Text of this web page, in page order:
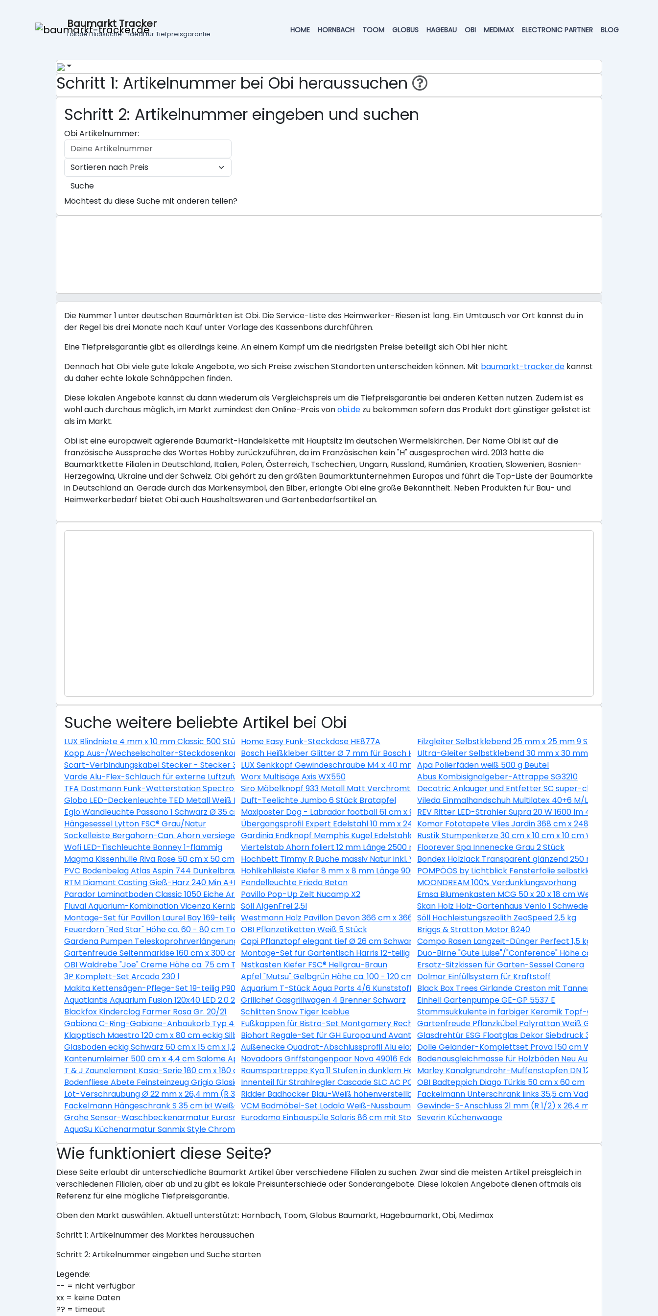
Baumarkt Tracker
Lokale Filialsuche - ideal für Tiefpreisgarantie HOME HORNBACH TOOM GLOBUS HAGEBAU OBI MEDIMAX ELECTRONIC PARTNER BLOG
Schritt 1: Artikelnummer bei Obi heraussuchen
Schritt 2: Artikelnummer eingeben und suchen
Obi Artikelnummer:
Suche
Möchtest du diese Suche mit anderen teilen?
Die Nummer 1 unter deutschen Baumärkten ist Obi. Die Service-Liste des Heimwerker-Riesen ist lang. Ein Umtausch vor Ort kannst du in
der Regel bis drei Monate nach Kauf unter Vorlage des Kassenbons durchführen.
Eine Tiefpreisgarantie gibt es allerdings keine. An einem Kampf um die niedrigsten Preise beteiligt sich Obi hier nicht.
Dennoch hat Obi viele gute lokale Angebote, wo sich Preise zwischen Standorten unterscheiden können. Mit baumarkt-tracker.de kannst
du daher echte lokale Schnäppchen finden.
Diese lokalen Angebote kannst du dann wiederum als Vergleichspreis um die Tiefpreisgarantie bei anderen Ketten nutzen. Zudem ist es
wohl auch durchaus möglich, im Markt zumindest den Online-Preis vonobi.de zu bekommen sofern das Produkt dort günstiger gelistet ist
als im Markt.
Obi ist eine europaweit agierende Baumarkt-Handelskette mit Hauptsitz im deutschen Wermelskirchen. Der Name Obi ist auf die
französische Aussprache des Wortes Hobby zurückzuführen, da im Französischen kein "H" ausgesprochen wird. 2013 hatte die
Baumarktkette Filialen in Deutschland, Italien, Polen, Österreich, Tschechien, Ungarn, Russland, Rumänien, Kroatien, Slowenien, Bosnien-
Herzegowina, Ukraine und der Schweiz. Obi gehört zu den größten Baumarktunternehmen Europas und führt die Top-Liste der Baumärkte
in Deutschland an. Gerade durch das Markensymbol, den Biber, erlangte Obi eine große Bekanntheit. Neben Produkten für Bau- und
Heimwerkerbedarf bietet Obi auch Haushaltswaren und Gartenbedarfsartikel an.
Suche weitere beliebte Artikel bei Obi
LUX Blindniete 4 mm x 10 mm Classic 500 StückHome Easy Funk-Steckdose HE877A
Filzgleiter Selbstklebend 25 mm x 25 mm 9 Stück Weiß
Kopp Aus-/Wechselschalter-Steckdosenkombination Nautic Senkrecht Anthrazit
Bosch Heißkleber Glitter Ø 7 mm für Bosch Heißklebestift GlueyUltra-Gleiter Selbstklebend 30 mm x 30 mm 4 Stück
Scart-Verbindungskabel Stecker - Stecker 3 m SchwarzLUX Senkkopf Gewindeschraube M4 x 40 mm Verzinkt Schlitz 8 Stück mit Muttern
Apa Polierfäden weiß 500 g Beutel
Varde Alu-Flex-Schlauch für externe Luftzufuhr Länge 200-250 cm, Ø80 mm
Worx Multisäge Axis WX550
Abus Kombisignalgeber-Attrappe SG3210
TFA Dostmann Funk-Wetterstation Spectro SilberSiro Möbelknopf 933 Metall Matt Verchromt Ø 15 mmDecotric Anlauger und Entfetter SC super-clean 500 g
Globo LED-Deckenleuchte TED Metall Weiß EEK: A+Duft-Teelichte Jumbo 6 Stück Bratapfel
Vileda Einmalhandschuh Multilatex 40+6 M/L
Eglo Wandleuchte Passano 1 Schwarz Ø 35 cmMaxiposter Dog - Labrador football 61 cm x 91,5 cmREV Ritter LED-Strahler Supra 20 W 1600 lm 4000 K IP65
Hängesessel Lytton FSC® Grau/Natur
Übergangsprofil Expert Edelstahl 10 mm x 24 mm Länge 900 mmKomar Fototapete Vlies Jardin 368 cm x 248 cm
Sockelleiste Bergahorn-Can. Ahorn versiegelt 39 mm x 19 mm x Länge 2500 mm
Gardinia Endknopf Memphis Kugel Edelstahloptik 2-er PackRustik Stumpenkerze 30 cm x 10 cm x 10 cm Weiß
Wofi LED-Tischleuchte Bonney 1-flammig
Viertelstab Ahorn foliert 12 mm Länge 2500 mmFloorever Spa Innenecke Grau 2 Stück
Magma Kissenhülle Riva Rose 50 cm x 50 cm
Hochbett Timmy R Buche massiv Natur inkl. Vorhang Hellblau-Dunkelblau
Bondex Holzlack Transparent glänzend 250 ml
PVC Bodenbelag Atlas Aspin 744 Dunkelbraun 200 cm breitHohlkehlleiste Kiefer 8 mm x 8 mm Länge 900 mmPOMPÖÖS by Lichtblick Fensterfolie selbstklebend
RTM Diamant Casting Gieß-Harz 240 Min A+B 0,5 kgPendelleuchte Frieda Beton
MOONDREAM 100% Verdunklungsvorhang
Parador Laminatboden Classic 1050 Eiche Artdéco Landhausdiele V-Fuge
Pavillo Pop-Up Zelt Nucamp X2
Emsa Blumenkasten MCG 50 x 20 x 18 cm Weiß
Fluval Aquarium-Kombination Vicenza Kernbuche 260 l
Söll AlgenFrei 2,5l
Skan Holz Holz-Gartenhaus Venlo 1 Schwedenrot B x T 250
Montage-Set für Pavillon Laurel Bay 169-teilig Westmann Holz Pavillon Devon 366 cm x 366 cmSöll Hochleistungszeolith ZeoSpeed 2,5 kg
Feuerdorn "Red Star" Höhe ca. 60 - 80 cm Topf ca. 2 l Pyracantha
OBI Pflanzetiketten Weiß 5 Stück
Briggs & Stratton Motor 8240
Gardena Pumpen Teleskoprohrverlängerung Capi Pflanztopf elegant tief Ø 26 cm Schwarz Compo Rasen Langzeit-Dünger Perfect 1,5 kg
Gartenfreude Seitenmarkise 160 cm x 300 cm AnthrazitMontage-Set für Gartentisch Harris 12-teilig
Duo-Birne "Gute Luise"/"Conference" Höhe ca. 120 - 140 cm
OBI Waldrebe "Joe" Creme Höhe ca. 75 cm Topf ca. 2,25 l Clematis
Nistkasten Kiefer FSC® Hellgrau-Braun
Ersatz-Sitzkissen für Garten-Sessel Canera
3P Komplett-Set Arcado 230 l
Apfel "Mutsu" Gelbgrün Höhe ca. 100 - 120 cm Topf ca. 7,5 l Malus domestica
Dolmar Einfüllsystem für Kraftstoff
Makita Kettensägen-Pflege-Set 19-teilig P90211Aquarium T-Stück Aqua Parts 4/6 Kunststoff 2 StückBlack Box Trees Girlande Creston mit Tannenzapfen und
Aquatlantis Aquarium Fusion 120x40 LED 2.0 224 l Esche-WeißGrillchef Gasgrillwagen 4 Brenner Schwarz
Einhell Gartenpumpe GE-GP 5537 E
Blackfox Kinderclog Farmer Rosa Gr. 20/21
Schlitten Snow Tiger Iceblue
Stammsukkulente in farbiger Keramik Topf-Ø ca. 13 cm
Gabiona C-Ring-Gabione-Anbaukorb Typ 4 60 x 100 x 40 cm Maschenw 5 x 10 cm
Fußkappen für Bistro-Set Montgomery Rechteckig 2 StückGartenfreude Pflanzkübel Polyrattan Weiß Größe XL 3er-Set
Klapptisch Maestro 120 cm x 80 cm eckig Silber-MontpellierBiohort Regale-Set für GH Europa und AvantGarde verzinktGlasdrehtür ESG Floatglas Dekor Siebdruck 36/31 DIN Links
Glasboden eckig Schwarz 60 cm x 15 cm x 1,2 cmAußenecke Quadrat-Abschlussprofil Alu eloxiert Silber glänzend 10 mmDolle Geländer-Komplettset Prova 150 cm Wandmontage
Kantenumleimer 500 cm x 4,4 cm Salome Apricot (SL723 C)Novadoors Griffstangenpaar Nova 49016 EdelstahloptikBodenausgleichmasse für Holzböden Neu Auf Alt 20 kg
T & J Zaunelement Kasia-Serie 180 cm x 180 cm GraulasiertRaumspartreppe Kya 11 Stufen in dunklem Holz inkl. Geländer in GrauMarley Kanalgrundrohr-Muffenstopfen DN 125
Bodenfliese Abete Feinsteinzeug Grigio Glasiert 30 cm x 60 cmInnenteil für Strahlregler Cascade SLC AC PCA M22 / M24 Kunststoff 2 Stück
OBI Badteppich Diago Türkis 50 cm x 60 cm
Löt-Verschraubung Ø 22 mm x 26,4 mm (R 3/4) RotgussRidder Badhocker Blau-Weiß höhenverstellbar rotierendFackelmann Unterschrank links 35,5 cm Vadea Pinie-Weiß
Fackelmann Hängeschrank S 35 cm ix! Weiß-EscheVCM Badmöbel-Set Lodala Weiß-Nussbaum 5-teiligGewinde-S-Anschluss 21 mm (R 1/2) x 26,4 mm (R 3/4) mit
Grohe Sensor-Waschbeckenarmatur Eurosmart CE ChromEurodomo Einbauspüle Solaris 86 cm mit Stopfenventil Edelstahl Glatt
Severin Küchenwaage
AquaSu Küchenarmatur Sanmix Style Chrom-Schwarz
Wie funktioniert diese Seite?
Diese Seite erlaubt dir unterschiedliche Baumarkt Artikel über verschiedene Filialen zu suchen. Zwar sind die meisten Artikel preisgleich in
verschiedenen Filialen, aber ab und zu gibt es lokale Preisunterschiede oder Sonderangebote. Diese lokalen Angebote dienen oftmals als
Referenz für eine mögliche Tiefpreisgarantie.
Oben den Markt auswählen. Aktuell unterstützt: Hornbach, Toom, Globus Baumarkt, Hagebaumarkt, Obi, Medimax
Schritt 1: Artikelnummer des Marktes heraussuchen
Schritt 2: Artikelnummer eingeben und Suche starten
Legende:
-- = nicht verfügbar
xx = keine Daten
?? = timeout